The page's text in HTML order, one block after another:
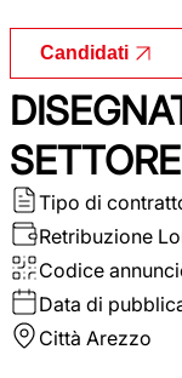
Candidati
Tipo di
Retribuzione
Codice
Data di
Città Arezzo